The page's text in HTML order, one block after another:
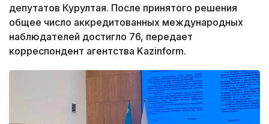
депутатов Курултая. После принятого решения
общее число аккредитованных международных
наблюдателей достигло 76, передает
корреспондент агентства Kazinform.